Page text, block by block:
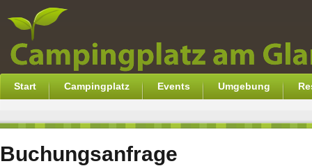
Start Campingplatz Events Umgebung
Buchungsanfrage